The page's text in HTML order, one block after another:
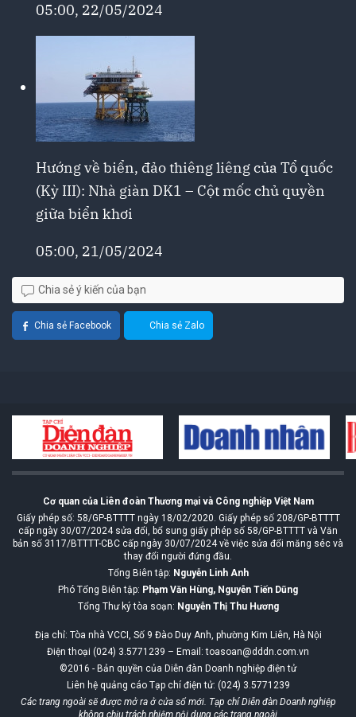
05:00, 22/05/2024
Hướng về biển, đảo thiêng liêng của Tổ quốc
(Kỳ III): Nhà giàn DK1 – Cột mốc chủ quyền
giữa biển khơi
05:00, 21/05/2024
Chia sẻ ý kiến của bạn
Chia sẻ Facebook Chia sẻ Zalo
Cơ quan của Liên đoàn Thương mại và Công nghiệp Việt Nam
Giấy phép số: 58/GP-BTTTT ngày 18/02/2020. Giấy phép số 208/GP-BTTTT
cấp ngày 30/07/2024 sửa đổi, bổ sung giấy phép số 58/GP-BTTTT và Văn
bản số 3117/BTTTT-CBC cấp ngày 30/07/2024 về việc sửa đổi măng séc và
thay đổi người đứng đầu.
Tổng Biên tập: Nguyễn Linh Anh
Phó Tổng Biên tập: Phạm Văn Hùng, Nguyễn Tiến Dũng
Tổng Thư ký tòa soạn: Nguyễn Thị Thu Hương
Địa chỉ: Tòa nhà VCCI, Số 9 Đào Duy Anh, phường Kim Liên, Hà Nội
Điện thoại (024) 3.5771239 – Email: toasoan@dddn.com.vn
©2016 - Bản quyền của Diễn đàn Doanh nghiệp điện tử
Liên hệ quảng cáo Tạp chí điện tử: (024) 3.5771239
Các trang ngoài sẽ được mở ra ở cửa sổ mới. Tạp chí Diễn đàn Doanh nghiệp
không chịu trách nhiệm nội dung các trang ngoài